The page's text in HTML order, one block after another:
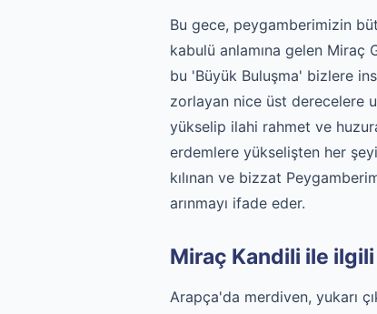
Bu gece, peygamberimizin
kabulü anlamına gelen Miraç
bu 'Büyük Buluşma' bizlere
zorlayan nice üst derecelere
yükselip ilahi rahmet ve
erdemlere yükselişten her
kılınan ve bizzat
arınmayı ifade eder.
Miraç Kandili ile ilgili
Arapça'da merdiven, yukarı